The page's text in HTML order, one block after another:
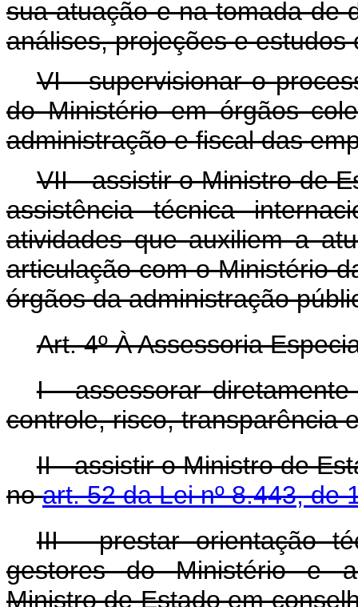
sua atuação e na tomada de
análises, projeções e estudos
VI - supervisionar o
do Ministério em órgãos
administração e fiscal das
VII - assistir o Ministro de
assistência técnica
atividades que auxiliem a
articulação com o Ministério
órgãos da administração
Art. 4º À Assessoria
I - assessorar
controle, risco, transparência
II - assistir o Ministro de
noart. 52 da Lei nº 8.443, de
III - prestar orientação
gestores do Ministério e
Ministro de Estado em